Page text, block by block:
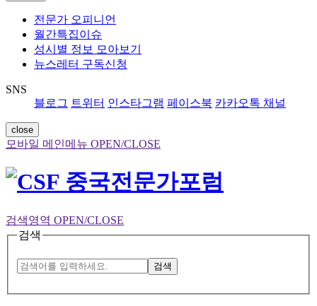
전문가 오피니언
월간특집이슈
성시별 정보 모아보기
뉴스레터 구독신청
SNS
블로그 트위터 인스타그램 페이스북 카카오톡 채널
close
모바일 메인메뉴 OPEN/CLOSE
검색영역 OPEN/CLOSE
검색
검색